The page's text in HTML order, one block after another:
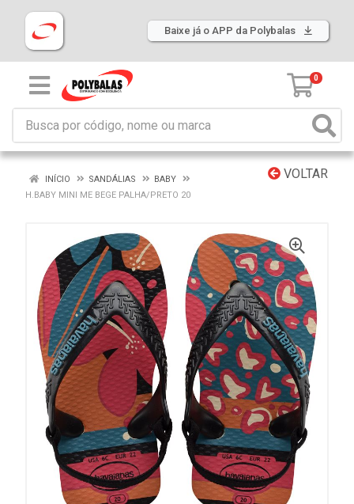
Baixe já o APP da Polybalas
0
VOLTAR
INÍCIO SANDÁLIAS
BABY
H.BABY MINI ME BEGE PALHA/PRETO 20